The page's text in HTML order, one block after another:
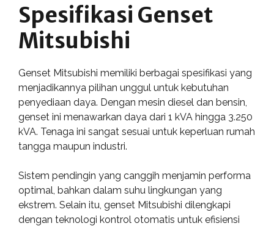
Spesifikasi Genset
Mitsubishi
Genset Mitsubishi memiliki berbagai spesifikasi yang
menjadikannya pilihan unggul untuk kebutuhan
penyediaan daya. Dengan mesin diesel dan bensin,
genset ini menawarkan daya dari 1 kVA hingga 3.250
kVA. Tenaga ini sangat sesuai untuk keperluan rumah
tangga maupun industri.
Sistem pendingin yang canggih menjamin performa
optimal, bahkan dalam suhu lingkungan yang
ekstrem. Selain itu, genset Mitsubishi dilengkapi
dengan teknologi kontrol otomatis untuk efisiensi